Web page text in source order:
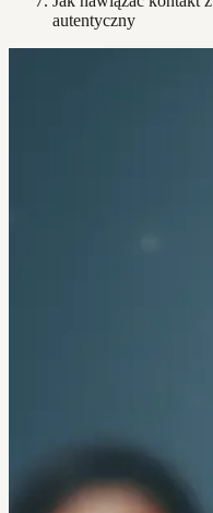
autentyczny